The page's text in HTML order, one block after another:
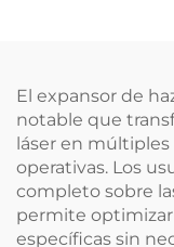
El expansor de
notable que
láser en
operativas. Los
completo sobre
permite optimizar
específicas sin